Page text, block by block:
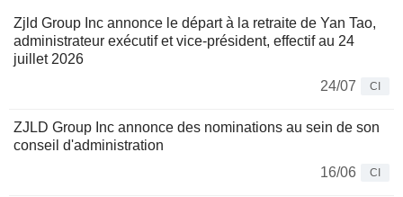
Zjld Group Inc annonce le départ à la retraite de Yan Tao,
administrateur exécutif et vice-président, effectif au 24
juillet 2026
24/07
CI
ZJLD Group Inc annonce des nominations au sein de son
conseil d'administration
16/06
CI